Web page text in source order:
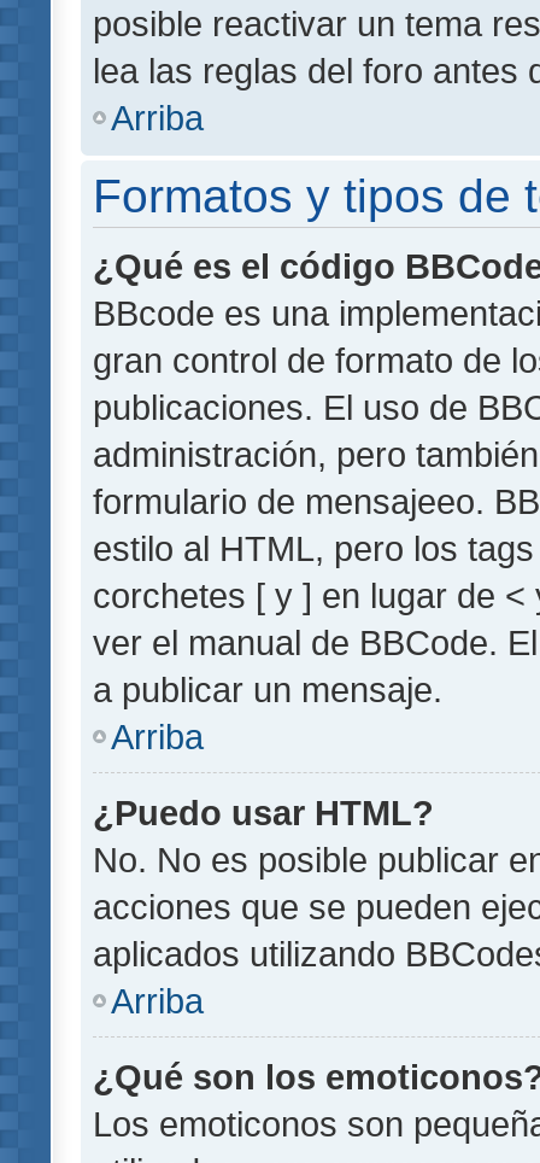
posible reactivar un tema
lea las reglas del foro antes
Arriba
Formatos y tipos de
¿Qué es el código
BBcode es una
gran control de formato de
publicaciones. El uso de
administración, pero
formulario de mensajeeo.
estilo al HTML, pero los
corchetes [ y ] en lugar de
ver el manual de BBCode.
a publicar un mensaje.
Arriba
¿Puedo usar HTML?
No. No es posible publicar
acciones que se pueden
aplicados utilizando
Arriba
¿Qué son los
Los emoticonos son